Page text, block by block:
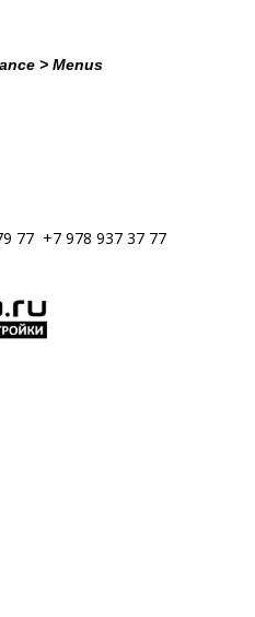
> Menus
77 +7 978 937 37 77